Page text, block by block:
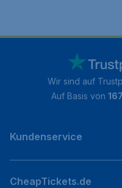
Wir sind auf
Auf Basis von
Kundenservice
CheapTickets.de